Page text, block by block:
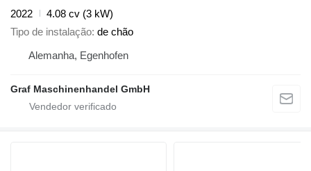
2022
4.08 cv (3 kW)
Tipo de instalação de chão
Alemanha, Egenhofen
Graf Maschinenhandel GmbH